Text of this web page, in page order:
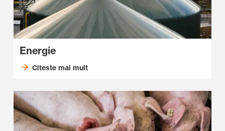
Energie
Citeste mai mult